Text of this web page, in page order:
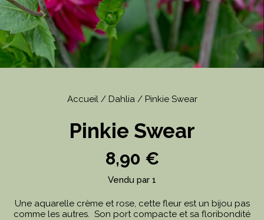
Accueil/ Dahlia/ Pinkie Swear
Pinkie Swear
8,90 €
Vendu par 1
Une aquarelle crème et rose, cette fleur est un bijou pas
comme les autres. Son port compacte et sa floribondité